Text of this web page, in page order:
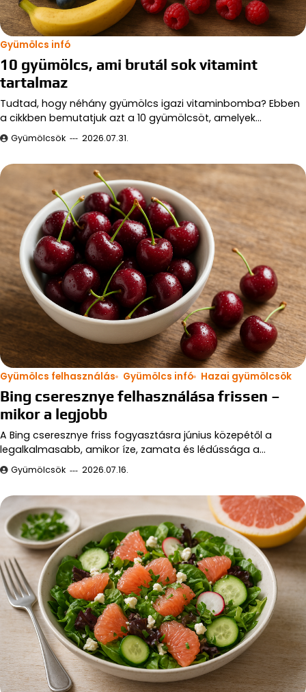
Gyümölcs infó
10 gyümölcs, ami brutál sok vitamint
tartalmaz
Tudtad, hogy néhány gyümölcs igazi vitaminbomba? Ebben
a cikkben bemutatjuk azt a 10 gyümölcsöt, amelyek…
Gyümölcsök 2026.07.31.
Gyümölcs felhasználás Gyümölcs infó Hazai gyümölcsök
Bing cseresznye felhasználása frissen –
mikor a legjobb
A Bing cseresznye friss fogyasztásra június közepétől a
legalkalmasabb, amikor íze, zamata és lédússága a…
Gyümölcsök 2026.07.16.